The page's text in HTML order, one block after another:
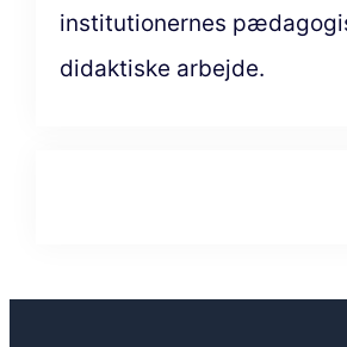
institutionernes
didaktiske arbejde.